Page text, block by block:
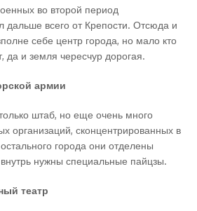
во второй период
дальше всего от Крепости. Отсюда и
себе центр города, но мало кто
да и земля чересчур дорогая.
армии
штаб, но еще очень много
организаций, сконцентрированных в
города они отделены
нужны специальные пайцзы.
театр